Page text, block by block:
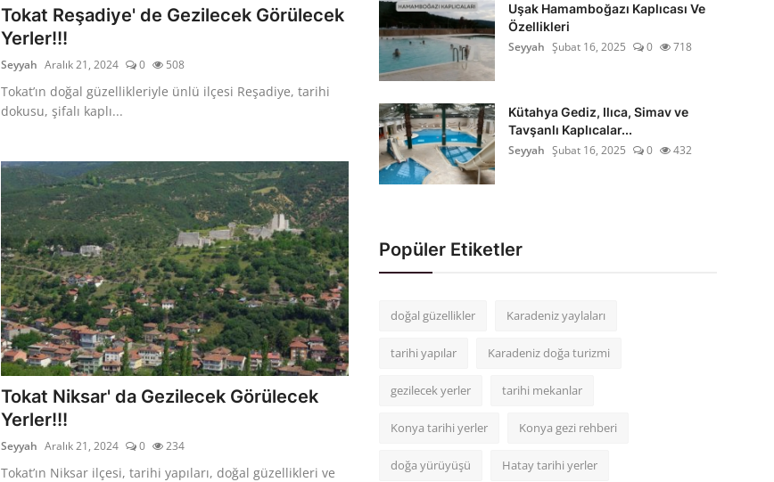
Tokat Reşadiye' de Gezilecek Görülecek
Yerler!!!
Seyyah Aralık 21, 2024 0 508
Tokat’ın doğal güzellikleriyle ünlü ilçesi Reşadiye, tarihi
dokusu, şifalı kaplı...
Tokat Niksar' da Gezilecek Görülecek
Yerler!!!
Seyyah Aralık 21, 2024 0 234
Tokat’ın Niksar ilçesi, tarihi yapıları, doğal güzellikleri ve
Uşak Hamamboğazı Kaplıcası Ve
Özellikleri
Seyyah Şubat 16, 2025 0 718
Kütahya Gediz, Ilıca, Simav ve
Tavşanlı Kaplıcalar...
Seyyah Şubat 16, 2025 0 432
Popüler Etiketler
doğal güzellikler Karadeniz yaylaları
tarihi yapılar Karadeniz doğa turizmi
gezilecek yerler tarihi mekanlar
Konya tarihi yerler Konya gezi rehberi
doğa yürüyüşü Hatay tarihi yerler